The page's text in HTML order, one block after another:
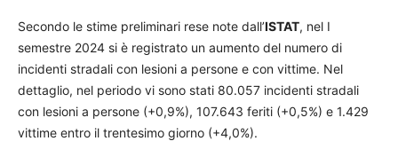
Secondo le stime preliminari rese note dall’ISTAT, nel I
semestre 2024 si è registrato un aumento del numero di
incidenti stradali con lesioni a persone e con vittime. Nel
dettaglio, nel periodo vi sono stati 80.057 incidenti stradali
con lesioni a persone (+0,9%), 107.643 feriti (+0,5%) e 1.429
vittime entro il trentesimo giorno (+4,0%).